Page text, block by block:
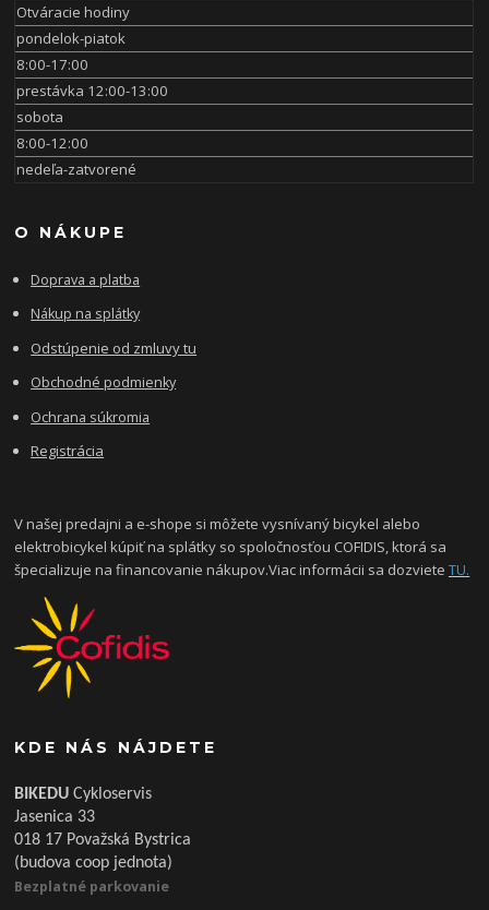
Otváracie hodiny
pondelok-piatok
8:00-17:00
prestávka 12:00-13:00
sobota
8:00-12:00
nedeľa-zatvorené
O NÁKUPE
Doprava a platba
Nákup na splátky
Odstúpenie od zmluvy tu
Obchodné podmienky
Ochrana súkromia
Registrácia
V našej predajni a e-shope si môžete vysnívaný bicykel alebo
elektrobicykel kúpiť na splátky so spoločnosťou COFIDIS, ktorá sa
špecializuje na financovanie nákupov.Viac informácii sa dozvieteTU.
KDE NÁS NÁJDETE
BIKEDUCykloservis
Jasenica 33
018 17 Považská Bystrica
(budova coop jednota)
Bezplatné parkovanie